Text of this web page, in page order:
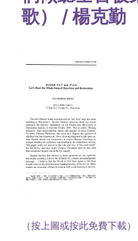
歌） / 楊克勤
（按上圖或按此免費下載）